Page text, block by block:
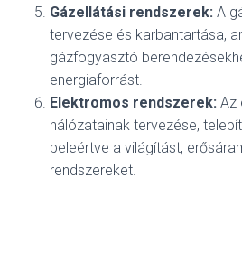
Gázellátási rendszerek: A
tervezése és karbantartása,
gázfogyasztó
energiaforrást.
Elektromos rendszerek: Az
hálózatainak tervezése,
beleértve a világítást,
rendszereket.